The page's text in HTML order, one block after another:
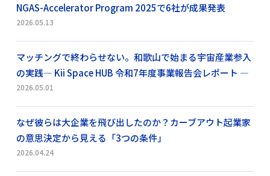
NGAS-Accelerator Program 2025で6社が成果発表
2026.05.13
マッチングで終わらせない。和歌山で始まる宇宙産業参入
の実践― Kii Space HUB 令和7年度事業報告会レポート ―
2026.05.01
なぜ彼らは大企業を飛び出したのか？カーブアウト起業家
の意思決定から見える「3つの条件」
2026.04.24